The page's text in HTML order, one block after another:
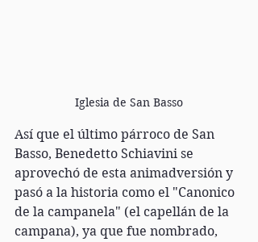
Iglesia de San Basso
Así que el último párroco de San
Basso, Benedetto Schiavini se
aprovechó de esta animadversión y
pasó a la historia como el "Canonico
de la campanela" (el capellán de la
campana), ya que fue nombrado,